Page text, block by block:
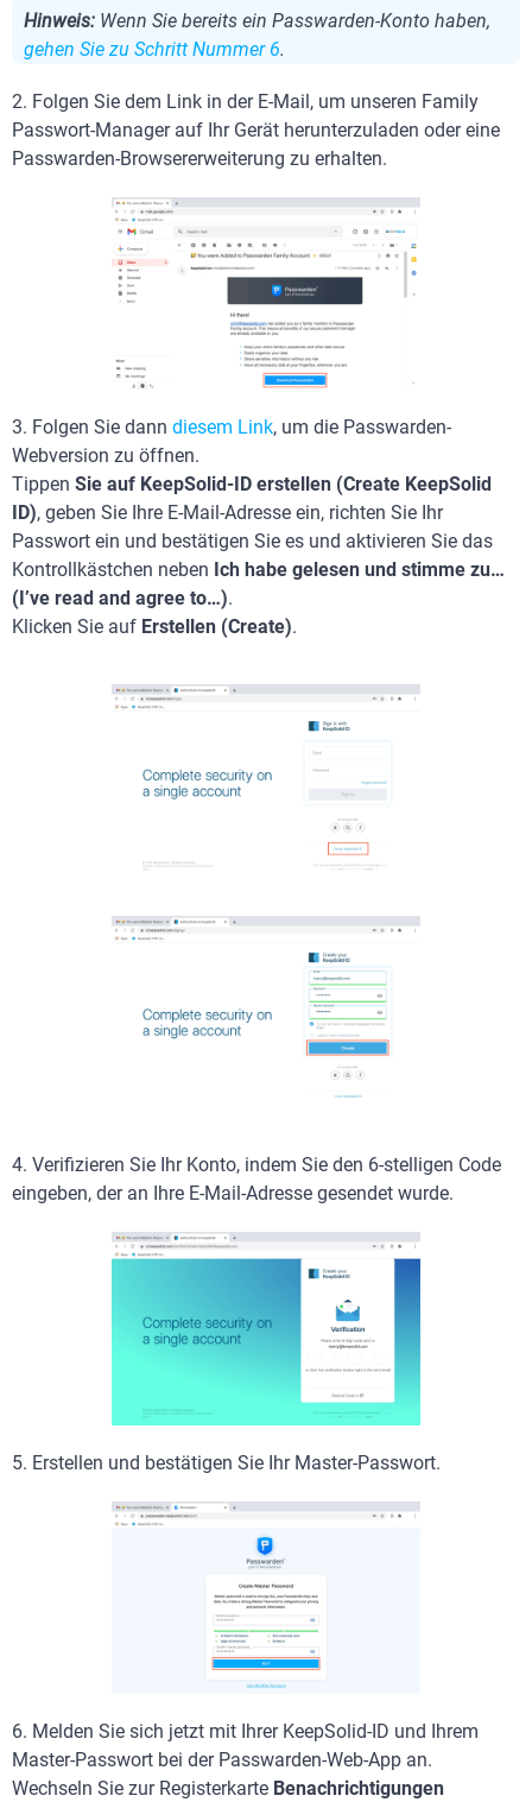
Hinweis: Wenn Sie bereits ein Passwarden-Konto haben,
gehen Sie zu Schritt Nummer 6.
2. Folgen Sie dem Link in der E-Mail, um unseren Family
Passwort-Manager auf Ihr Gerät herunterzuladen oder eine
Passwarden-Browsererweiterung zu erhalten.
3. Folgen Sie dann diesem Link, um die Passwarden-
Webversion zu öffnen.
Tippen Sie auf KeepSolid-ID erstellen (Create KeepSolid
ID), geben Sie Ihre E-Mail-Adresse ein, richten Sie Ihr
Passwort ein und bestätigen Sie es und aktivieren Sie das
Kontrollkästchen neben Ich habe gelesen und stimme zu…
(I’ve read and agree to…).
Klicken Sie auf Erstellen (Create).
4. Verifizieren Sie Ihr Konto, indem Sie den 6-stelligen Code
eingeben, der an Ihre E-Mail-Adresse gesendet wurde.
5. Erstellen und bestätigen Sie Ihr Master-Passwort.
6. Melden Sie sich jetzt mit Ihrer KeepSolid-ID und Ihrem
Master-Passwort bei der Passwarden-Web-App an.
Wechseln Sie zur Registerkarte Benachrichtigungen